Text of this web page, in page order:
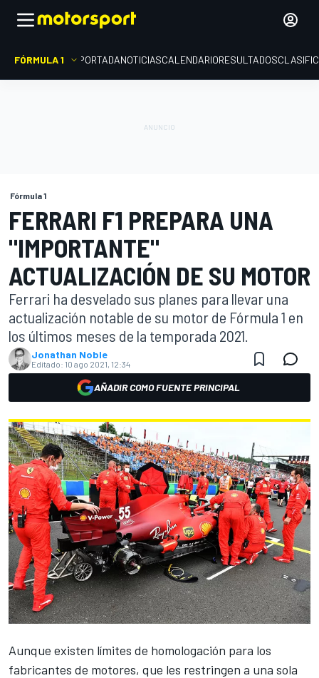
FÓRMULA 1 PORTADANOTICIASCALENDARIORESULTADOS
Fórmula 1
FERRARI F1 PREPARA UNA
"IMPORTANTE"
ACTUALIZACIÓN DE SU MOTOR
Ferrari ha desvelado sus planes para llevar una
actualización notable de su motor de Fórmula 1 en
los últimos meses de la temporada 2021.
Jonathan Noble
Editado: 10 ago 2021, 12:34
AÑADIR COMO FUENTE PRINCIPAL
Aunque existen límites de homologación para los
fabricantes de motores, que les restringen a una sola